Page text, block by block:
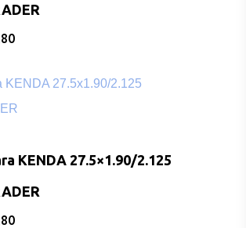
KENDA 27.5×1.90/2.125